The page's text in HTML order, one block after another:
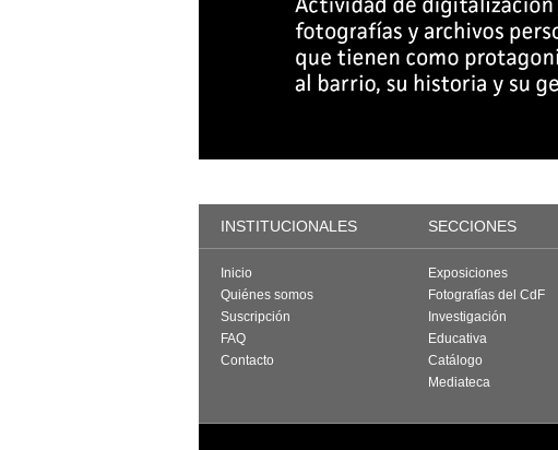
INSTITUCIONALES SECCIONES
Inicio
Quiénes somos
Suscripción
FAQ
Contacto
Exposiciones
Fotografías del CdF
Investigación
Educativa
Catálogo
Mediateca